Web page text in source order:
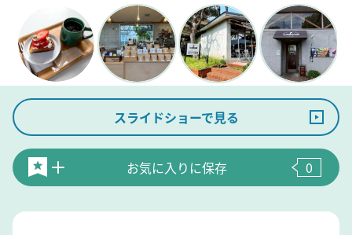
スライドショーで見る
お気に入りに保存 0